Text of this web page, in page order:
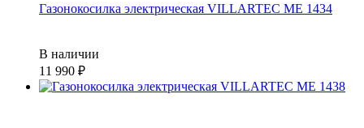
Газонокосилка электрическая VILLARTEC ME 1434
В наличии
11 990